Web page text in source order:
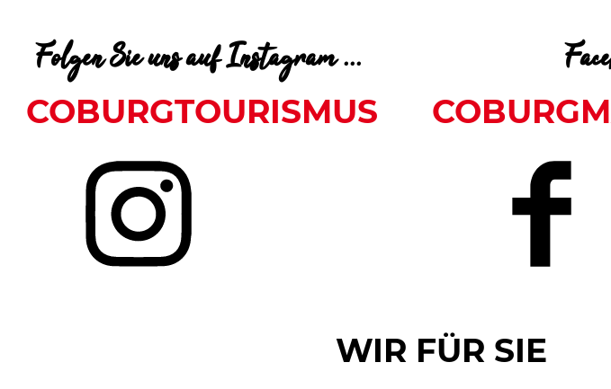
COBURGTOURISMUS
Folgen Sie uns auf Instagram ...
WIR FÜR SIE